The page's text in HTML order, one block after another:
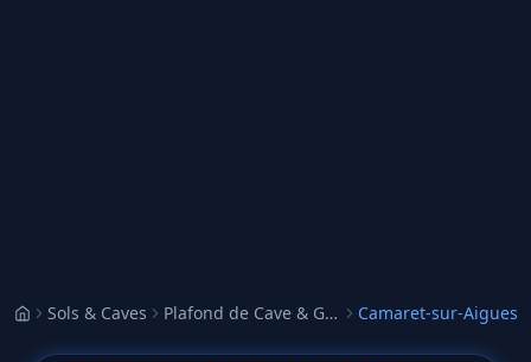
AccueilSols & Caves Plafond de Cave & Garage Camaret-sur-Aigues